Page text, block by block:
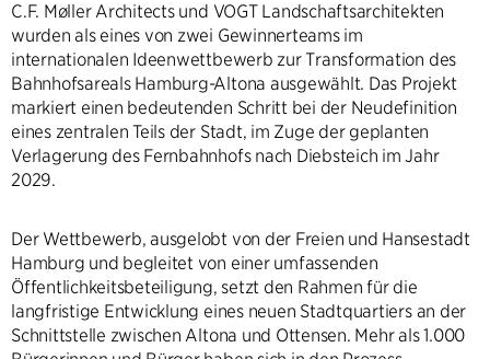
C.F. Møller Architects und VOGT Landschaftsarchitekten
wurden als eines von zwei Gewinnerteams im
internationalen Ideenwettbewerb zur Transformation des
Bahnhofsareals Hamburg-Altona ausgewählt. Das Projekt
markiert einen bedeutenden Schritt bei der Neudefinition
eines zentralen Teils der Stadt, im Zuge der geplanten
Verlagerung des Fernbahnhofs nach Diebsteich im Jahr
2029.
Der Wettbewerb, ausgelobt von der Freien und Hansestadt
Hamburg und begleitet von einer umfassenden
Öffentlichkeitsbeteiligung, setzt den Rahmen für die
langfristige Entwicklung eines neuen Stadtquartiers an der
Schnittstelle zwischen Altona und Ottensen. Mehr als 1.000